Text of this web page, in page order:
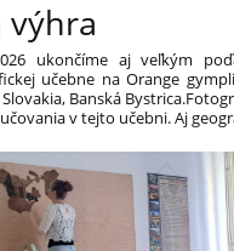
výhra
ukončíme aj veľkým
učebne na Orange
Banská
v tejto učebni. Aj